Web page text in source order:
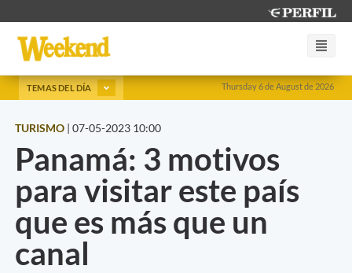
Thursday 6 de August de 2026
TEMAS DEL DÍA
TURISMO | 07-05-2023 10:00
Panamá: 3 motivos
para visitar este país
que es más que un
canal